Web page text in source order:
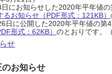
にお知らせした2020年平年値
るお知らせ（PDF形式：121KB）
日に公開した2020年平年値の第
形式：62KB） のとおりです。
せ
お知らせ